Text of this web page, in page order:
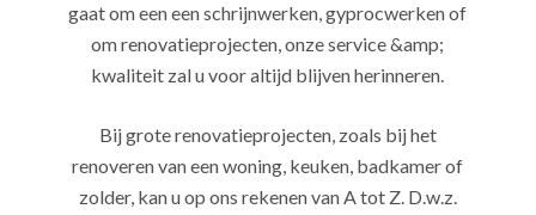
gaat om een een schrijnwerken, gyprocwerken of
om renovatieprojecten, onze service &amp;
kwaliteit zal u voor altijd blijven herinneren.
Bij grote renovatieprojecten, zoals bij het
renoveren van een woning, keuken, badkamer of
zolder, kan u op ons rekenen van A tot Z. D.w.z.